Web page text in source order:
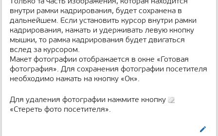
внутри рамки кадрирования, будет сохранена в
дальнейшем. Если установить курсор внутри рамки
кадрирования, нажать и удерживать левую кнопку
мышки, то рамка кадрирования будет двигаться
вслед за курсором.
Макет фотографии отображается в окне «Готовая
фотография». Для сохранения фотографии посетителя
необходимо нажать на кнопку «Ок».
Для удаления фотографии нажмите кнопку
«Стереть фото посетителя».